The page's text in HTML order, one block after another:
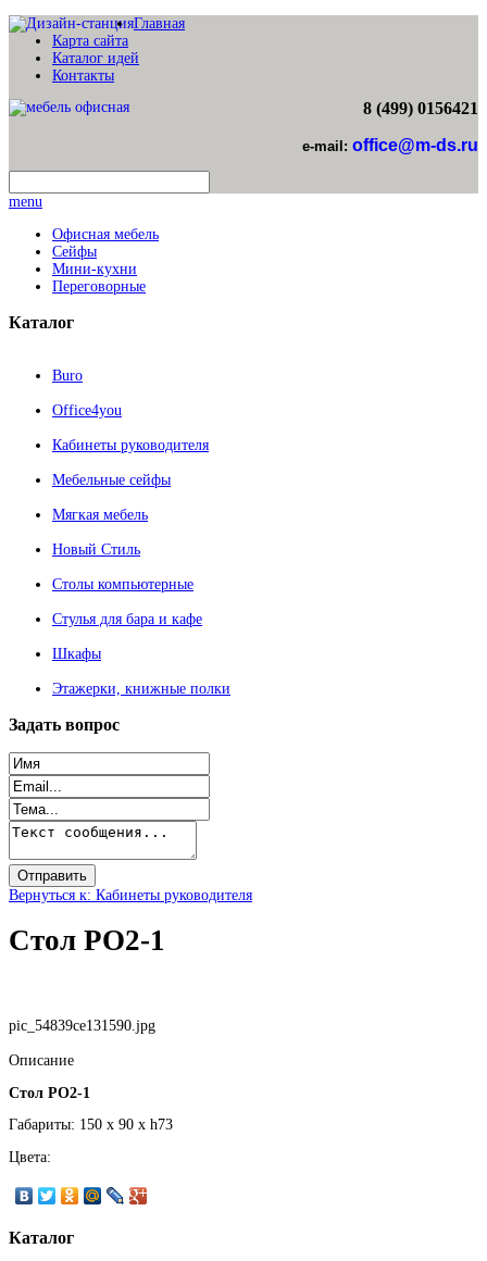
Главная
Карта сайта
Каталог идей
Контакты
8 (499) 0156421
e-mail: office@m-ds.ru
menu
Офисная мебель
Сейфы
Мини-кухни
Переговорные
Каталог
Buro
Office4you
Кабинеты руководителя
Мебельные сейфы
Мягкая мебель
Новый Стиль
Столы компьютерные
Стулья для бара и кафе
Шкафы
Этажерки, книжные полки
Задать вопрос
Вернуться к: Кабинеты руководителя
Стол РО2-1
pic_54839ce131590.jpg
Описание
Стол РО2-1
Габариты: 150 x 90 x h73
Цвета:
Каталог